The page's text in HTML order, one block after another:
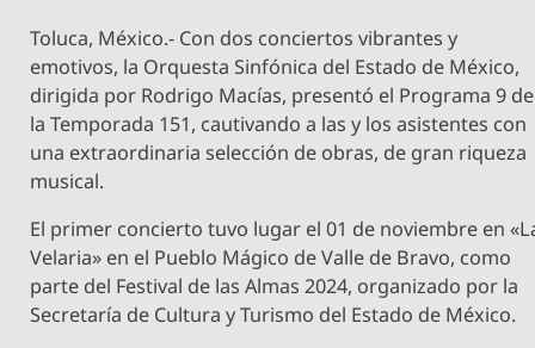
Toluca, México.- Con dos conciertos vibrantes y
emotivos, la Orquesta Sinfónica del Estado de México,
dirigida por Rodrigo Macías, presentó el Programa 9 de
la Temporada 151, cautivando a las y los asistentes con
una extraordinaria selección de obras, de gran riqueza
musical.
El primer concierto tuvo lugar el 01 de noviembre en
Velaria» en el Pueblo Mágico de Valle de Bravo, como
parte del Festival de las Almas 2024, organizado por la
Secretaría de Cultura y Turismo del Estado de México.